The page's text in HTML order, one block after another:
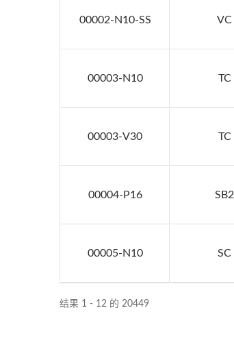
00002-N10-SS VC
00003-N10 TC
00003-V30 TC
00004-P16 SB2
00005-N10 SC
结果 1 - 12 的 20449